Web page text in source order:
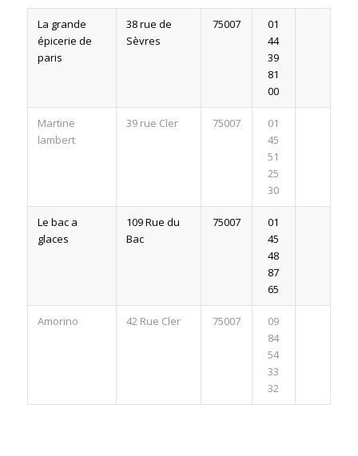
La grande
épicerie de
paris
38 rue de
Sèvres
75007
01
44
39
81
00
Martine
lambert
39 rue Cler 75007
01
45
51
25
30
Le bac a
glaces
109 Rue du
Bac
75007
01
45
48
87
65
Amorino 42 Rue Cler 75007
09
84
54
33
32